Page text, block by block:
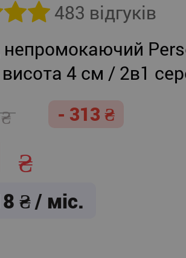
483 відгуків
4 см / 2в1
- 313
/ міс.